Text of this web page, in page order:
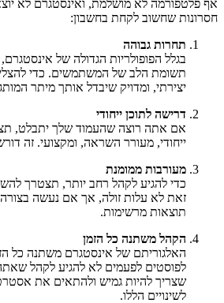
אף פלטפורמה לא מושלמת, ואינסטגרם לא
חסרונות שחשוב לקחת בחשבון:
תחרות גבוהה
בגלל הפופולריות הגדולה של
תשומת הלב של המשתמשים. כדי
יצירתי, ומדויק שיבדל אותך מיתר
דרישה לתוכן ייחודי
אם אתה רוצה שהעמוד שלך יתבלט,
ייחודי, מעורר השראה, ומקצועי. זה
מעורבות ממומנת
כדי להגיע לקהל רחב יותר, תצטרך
זאת לא עלות זולה, אך אם נעשה בצורה
תוצאות מרשימות.
הקהל משתנה כל הזמן
האלגוריתם של אינסטגרם משתנה כל
לפוסטים לפעמים לא להגיע לקהל
שצריך להיות גמיש ולהתאים את
לשינויים הללו.